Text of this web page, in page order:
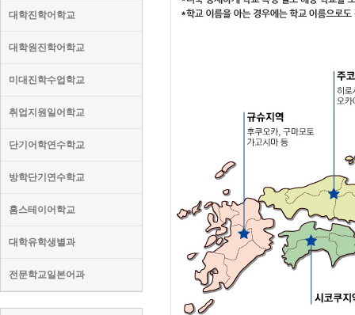
대학진학어학교
대학원진학어학교
미대진학수업학교
취업지원일어학교
단기어학연수학교
방학단기연수학교
홈스테이어학교
대학유학생별과
전문학교일본어과